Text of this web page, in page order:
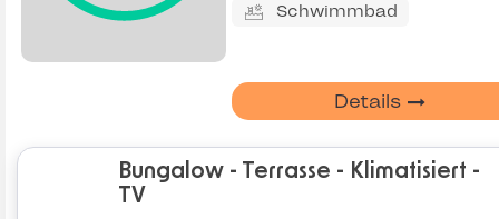
Schwimmbad
Details
Bungalow - Terrasse - Klimatisiert -
TV